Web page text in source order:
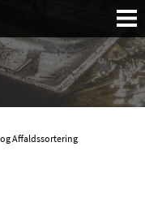
Affaldssortering